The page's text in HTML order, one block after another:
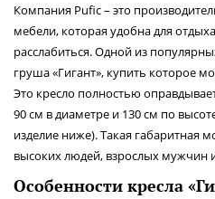
Компания Pufic – это
мебели, которая удобна для
расслабиться. Одной из
груша «Гигант», купить которое
Это кресло полностью
90 см в диаметре и 130 см по
изделие ниже). Такая габаритная
высоких людей, взрослых
Особенности кресла